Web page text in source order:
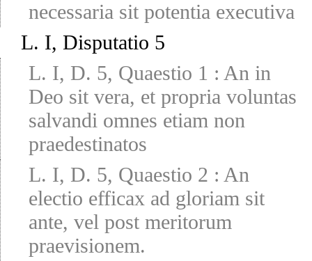
necessaria sit potentia executiva
L. I, Disputatio 5
L. I, D. 5, Quaestio 1 : An in
Deo sit vera, et propria voluntas
salvandi omnes etiam non
praedestinatos
L. I, D. 5, Quaestio 2 : An
electio efficax ad gloriam sit
ante, vel post meritorum
praevisionem.